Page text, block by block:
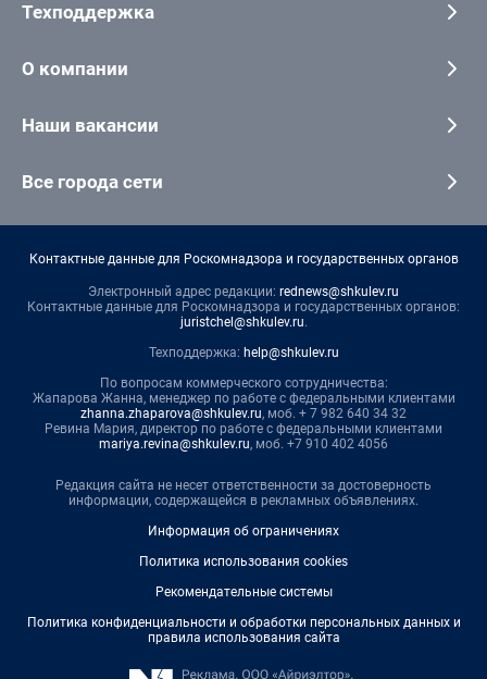
Техподдержка
О компании
Наши вакансии
Все города сети
Контактные данные для Роскомнадзора и государственных органов
Электронный адрес редакции: rednews@shkulev.ru
Контактные данные для Роскомнадзора и государственных органов:
juristchel@shkulev.ru.
Техподдержка: help@shkulev.ru
По вопросам коммерческого сотрудничества:
Жапарова Жанна, менеджер по работе с федеральными клиентами
zhanna.zhaparova@shkulev.ru, моб. + 7 982 640 34 32
Ревина Мария, директор по работе с федеральными клиентами
mariya.revina@shkulev.ru, моб. +7 910 402 4056
Редакция сайта не несет ответственности за достоверность
информации, содержащейся в рекламных объявлениях.
Информация об ограничениях
Политика использования cookies
Рекомендательные системы
Политика конфиденциальности и обработки персональных данных и
правила использования сайта